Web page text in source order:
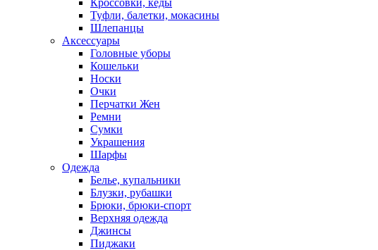
Кроссовки, кеды
Туфли, балетки, мокасины
Шлепанцы
Аксессуары
Головные уборы
Кошельки
Носки
Очки
Перчатки Жен
Ремни
Сумки
Украшения
Шарфы
Одежда
Белье, купальники
Блузки, рубашки
Брюки, брюки-спорт
Верхняя одежда
Джинсы
Пиджаки